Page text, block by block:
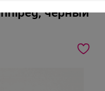
черный